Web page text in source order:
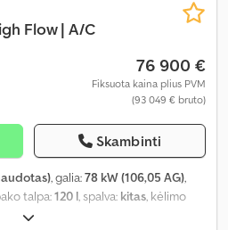
Flow | A/C
76 900 €
Fiksuota kaina plius PVM
(93 049 € bruto)
Skambinti
, galia:78 kW (106,05 AG),
talpa:120 l , spalva: kitas , kėlimo
metai: